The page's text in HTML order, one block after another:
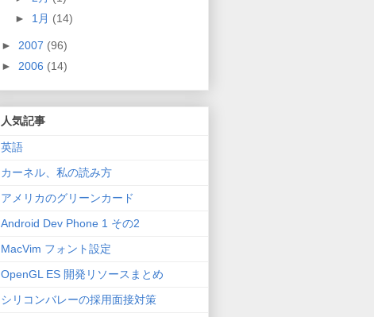
► 1月 (14)
► 2007 (96)
► 2006 (14)
人気記事
英語
カーネル、私の読み方
アメリカのグリーンカード
Android Dev Phone 1 その2
MacVim フォント設定
OpenGL ES 開発リソースまとめ
シリコンバレーの採用面接対策